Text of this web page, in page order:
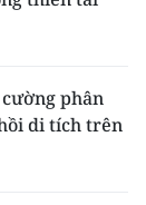
phân
di tích trên